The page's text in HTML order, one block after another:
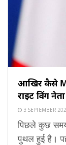
आखिर कैसे
राइट विंग
3 SEPTEMBER
पिछले कुछ
पुथल हुई है।